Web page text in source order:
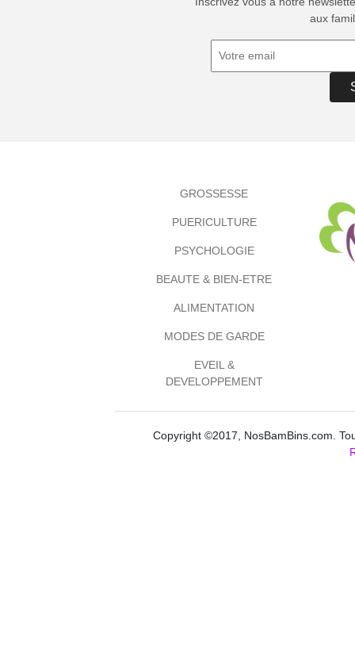
aux
GROSSESSE
PUERICULTURE
PSYCHOLOGIE
BEAUTE & BIEN-ETRE
ALIMENTATION
MODES DE GARDE
EVEIL &
DEVELOPPEMENT
Copyright ©2017, NosBamBins.com.